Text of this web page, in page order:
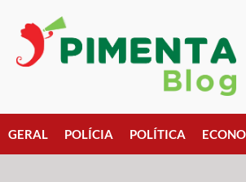
GERAL POLÍCIA POLÍTICA